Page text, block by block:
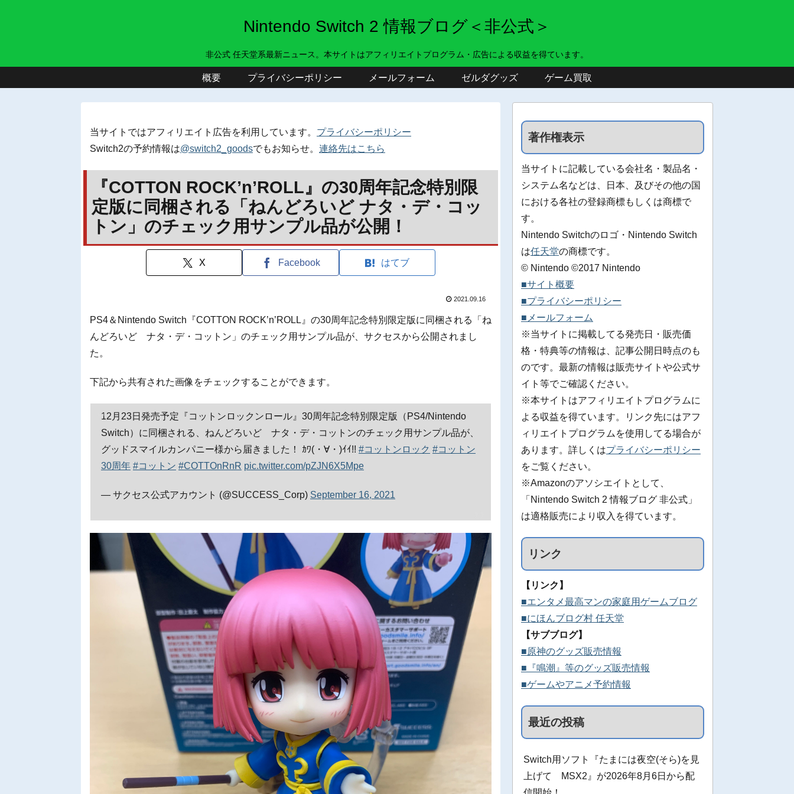
Nintendo Switch 2 情報ブログ＜非公式＞
非公式 任天堂系最新ニュース。本サイトはアフィリエイトプログラム・広告による収益を得ています。
概要 プライバシーポリシー メールフォーム ゼルダグッズ ゲーム買取
当サイトではアフィリエイト広告を利用しています。 プライバシーポリシー
Switch2の予約情報は@switch2_goodsでもお知らせ。 連絡先はこちら
『COTTON ROCK’n’ROLL』の30周年記念特別限
定版に同梱される「ねんどろいど ナタ・デ・コッ
トン」のチェック用サンプル品が公開！
X Facebook はてブ
2021.09.16
PS4＆Nintendo Switch『COTTON ROCK’n’ROLL』の30周年記念特別限定版に同梱される「ね
んどろいど ナタ・デ・コットン」のチェック用サンプル品が、サクセスから公開されまし
た。
下記から共有された画像をチェックすることができます。
12月23日発売予定『コットンロックンロール』30周年記念特別限定版（PS4/Nintendo
Switch）に同梱される、ねんどろいど ナタ・デ・コットンのチェック用サンプル品が、
グッドスマイルカンパニー様から届きました！ ｶﾜ(・∀・)ｲｲ!! #コットンロック #コットン
30周年 #コットン #COTTOnRnR pic.twitter.com/pZJN6X5Mpe
— サクセス公式アカウント (@SUCCESS_Corp) September 16, 2021
著作権表示
当サイトに記載している会社名・製品名・
システム名などは、日本、及びその他の国
における各社の登録商標もしくは商標で
す。
Nintendo Switchのロゴ・Nintendo Switch
は任天堂の商標です。
© Nintendo ©2017 Nintendo
■サイト概要
■プライバシーポリシー
■メールフォーム
※当サイトに掲載してる発売日・販売価
格・特典等の情報は、記事公開日時点のも
のです。最新の情報は販売サイトや公式サ
イト等でご確認ください。
※本サイトはアフィリエイトプログラムに
よる収益を得ています。リンク先にはアフ
ィリエイトプログラムを使用してる場合が
あります。詳しくはプライバシーポリシー
をご覧ください。
※Amazonのアソシエイトとして、
「Nintendo Switch 2 情報ブログ 非公式」
は適格販売により収入を得ています。
リンク
【リンク】
■エンタメ最高マンの家庭用ゲームブログ
■にほんブログ村 任天堂
【サブブログ】
■原神のグッズ販売情報
■『鳴潮』等のグッズ販売情報
■ゲームやアニメ予約情報
最近の投稿
Switch用ソフト『たまには夜空(そら)を見
上げて MSX2』が2026年8月6日から配